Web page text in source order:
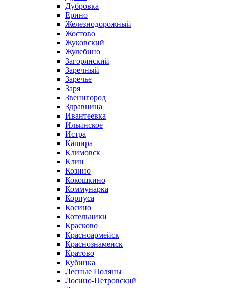
Дубровка
Ерино
Железнодорожный
Жостово
Жуковский
Жулебино
Загорянский
Заречный
Заречье
Заря
Звенигород
Здравница
Ивантеевка
Ильинское
Истра
Кашира
Климовск
Клин
Козино
Кокошкино
Коммунарка
Корпуса
Косино
Котельники
Красково
Красноармейск
Краснознаменск
Кратово
Кубинка
Лесные Поляны
Лосино-Петровский